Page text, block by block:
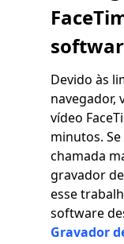
Devido às
navegador,
vídeo
minutos.
chamada
gravador
esse
software
Gravador